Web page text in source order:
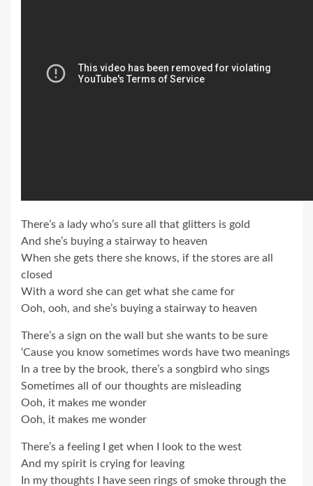
There’s a lady who’s sure all that glitters is gold
And she’s buying a stairway to heaven
When she gets there she knows, if the stores are all
closed
With a word she can get what she came for
Ooh, ooh, and she’s buying a stairway to heaven
There’s a sign on the wall but she wants to be sure
‘Cause you know sometimes words have two meanings
In a tree by the brook, there’s a songbird who sings
Sometimes all of our thoughts are misleading
Ooh, it makes me wonder
Ooh, it makes me wonder
There’s a feeling I get when I look to the west
And my spirit is crying for leaving
In my thoughts I have seen rings of smoke through the